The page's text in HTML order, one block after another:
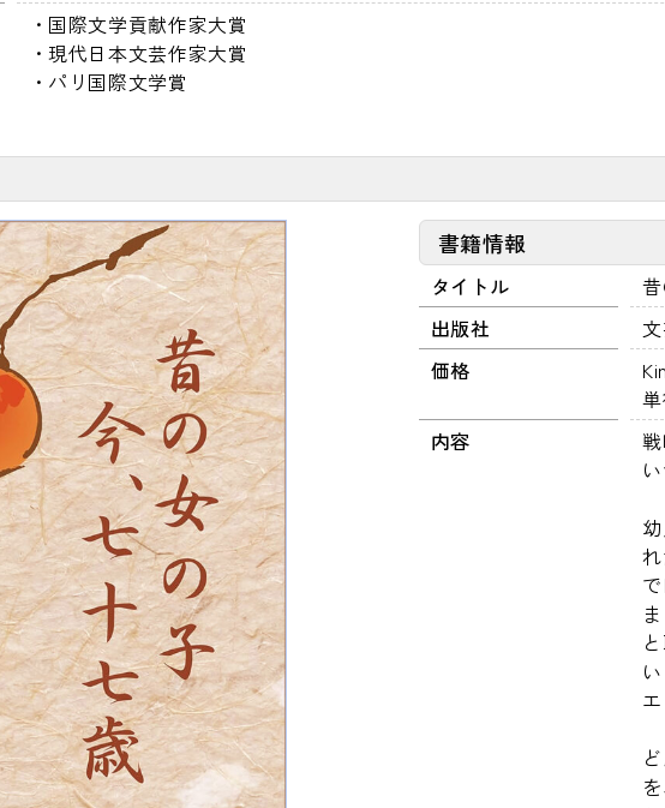
・国際文学貢献作家大賞
・現代日本文芸作家大賞
・パリ国際文学賞
書籍情報
タイトル
出版社
価格
内容